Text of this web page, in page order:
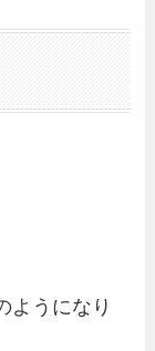
ようになり